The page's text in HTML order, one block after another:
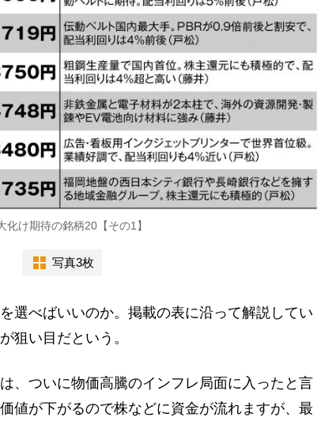
化け期待の銘柄20【その1】
写真3枚
選べばいいのか。掲載の表に沿って解説してい
狙い目だという。
、ついに物価高騰のインフレ局面に入ったと言
値が下がるので株などに資金が流れますが、最